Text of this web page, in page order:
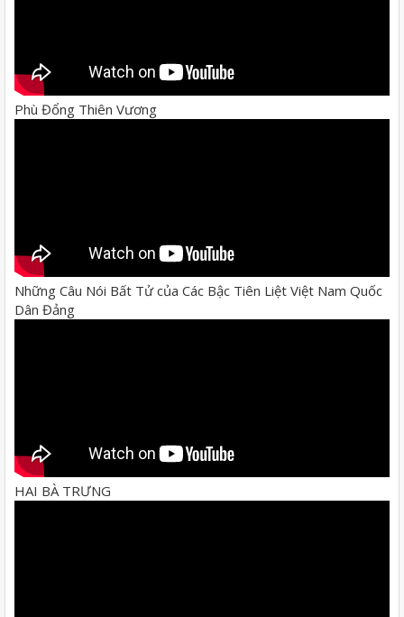
Phù Đổng Thiên Vương
Những Câu Nói Bất Tử của Các Bậc Tiên Liệt Việt Nam Quốc
Dân Đảng
HAI BÀ TRƯNG